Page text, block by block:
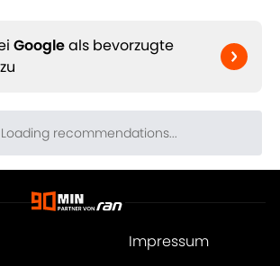
Googleals bevorzugte
Loading recommendations...
Please wait while we load
Impressum